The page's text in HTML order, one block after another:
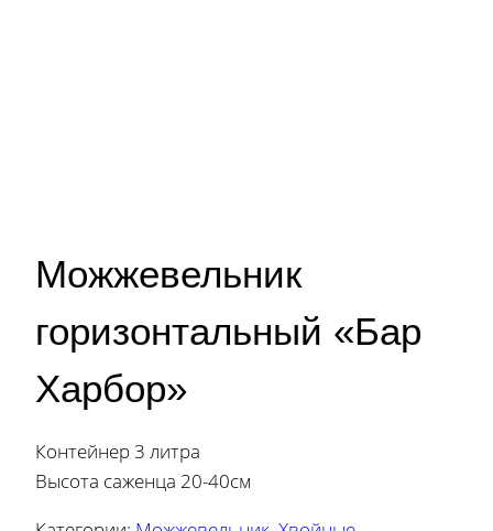
Можжевельник
горизонтальный «Бар
Харбор»
Контейнер 3 литра
Высота саженца 20-40см